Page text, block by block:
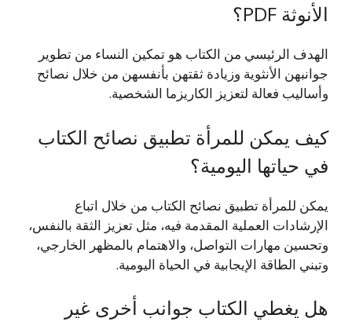
الأنوثة PDF؟
الهدف الرئيسي من الكتاب هو تمكين النساء من تطوير
جوانبهن الأنثوية وزيادة ثقتهن بأنفسهن من خلال نصائح
وأساليب فعالة لتعزيز الكاريزما الشخصية.
كيف يمكن للمرأة تطبيق نصائح الكتاب
في حياتها اليومية؟
يمكن للمرأة تطبيق نصائح الكتاب من خلال اتباع
الإرشادات العملية المقدمة فيه، مثل تعزيز الثقة بالنفس،
وتحسين مهارات التواصل، والاهتمام بالمظهر الخارجي،
وتبني الطاقة الإيجابية في الحياة اليومية.
هل يغطي الكتاب جوانب أخرى غير